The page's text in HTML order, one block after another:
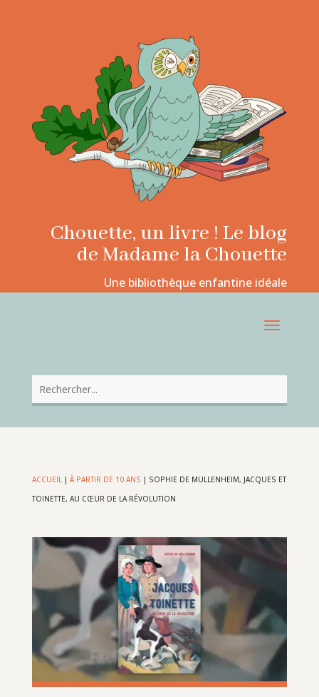
Chouette, un livre ! Le blog
de Madame la Chouette
Une bibliothèque enfantine idéale
ACCUEIL| À PARTIR DE 10 ANS | SOPHIE DE MULLENHEIM, JACQUES ET
TOINETTE, AU CŒUR DE LA RÉVOLUTION